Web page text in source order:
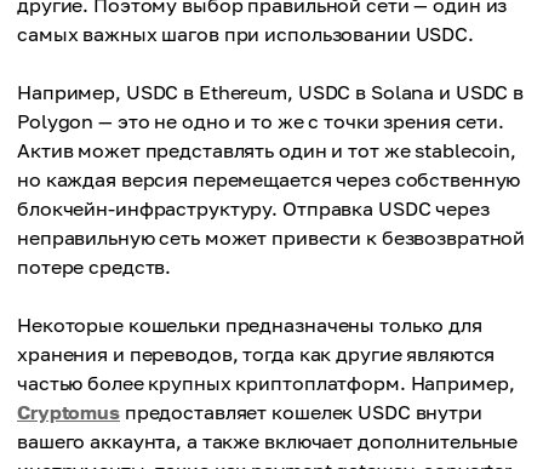
другие. Поэтому выбор правильной сети — один из
самых важных шагов при использовании USDC.
Например, USDC в Ethereum, USDC в Solana и USDC в
Polygon — это не одно и то же с точки зрения сети.
Актив может представлять один и тот же stablecoin,
но каждая версия перемещается через собственную
блокчейн-инфраструктуру. Отправка USDC через
неправильную сеть может привести к безвозвратной
потере средств.
Некоторые кошельки предназначены только для
хранения и переводов, тогда как другие являются
частью более крупных криптоплатформ. Например,
Cryptomusпредоставляет кошелек USDC внутри
вашего аккаунта, а также включает дополнительные